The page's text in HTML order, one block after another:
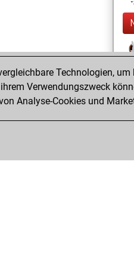
Technologien,
Verwendungszweck
Analyse-Cookies und